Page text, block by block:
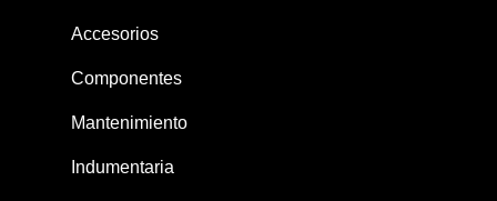
Accesorios
Componentes
Mantenimiento
Indumentaria